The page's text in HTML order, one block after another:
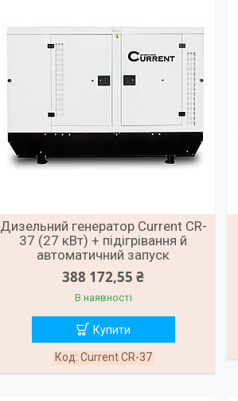
Дизельний генератор Current CR-
37 (27 кВт) + підігрівання й
автоматичний запуск
388 172,55 ₴
В наявності
Купити
Current CR-37